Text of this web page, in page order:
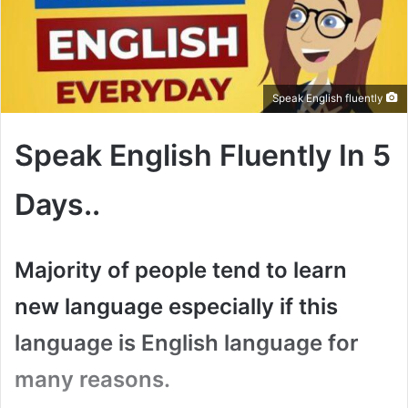
Speak English Fluently In 5
Days..
Majority of people tend to learn
new language especially if this
language is English language for
many reasons.